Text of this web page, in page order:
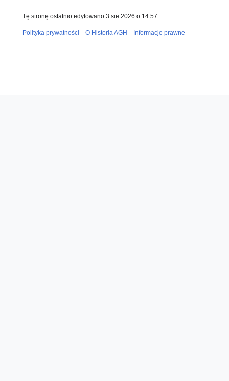
Tę stronę ostatnio edytowano 3 sie 2026 o 14:57.
Polityka prywatności O Historia AGH Informacje prawne